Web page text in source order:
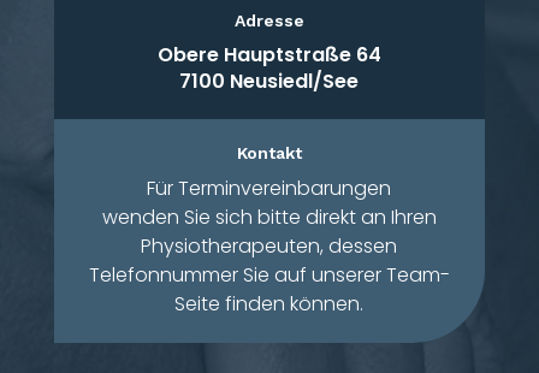
Adresse
Obere Hauptstraße 64
7100 Neusiedl/See
Kontakt
Für Terminvereinbarungen
wenden Sie sich bitte direkt an Ihren
Physiotherapeuten, dessen
Telefonnummer Sie auf unserer Team-
Seite finden können.